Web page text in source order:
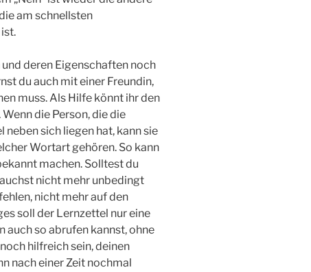
am schnellsten
deren Eigenschaften noch
du auch mit einer Freundin,
muss. Als Hilfe könnt ihr den
die Person, die die
sich liegen hat, kann sie
Wortart gehören. So kann
machen. Solltest du
nicht mehr unbedingt
nicht mehr auf den
soll der Lernzettel nur eine
auch so abrufen kannst, ohne
hilfreich sein, deinen
nach einer Zeit nochmal